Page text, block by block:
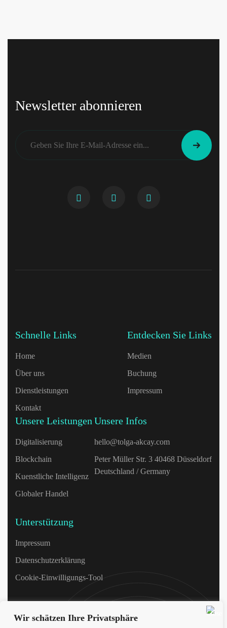
Wir schätzen Ihre Privatsphäre
Newsletter abonnieren
Schnelle Links
Home
Über uns
Dienstleistungen
Kontakt
Entdecken Sie Links
Medien
Buchung
Impressum
Unsere Leistungen
Digitalisierung
Blockchain
Kuenstliche Intelligenz
Globaler Handel
Unsere Infos
hello@tolga-akcay.com
Peter Müller Str. 3 40468 Düsseldorf
Deutschland / Germany
Unterstützung
Impressum
Datenschutzerklärung
Cookie-Einwilligungs-Tool